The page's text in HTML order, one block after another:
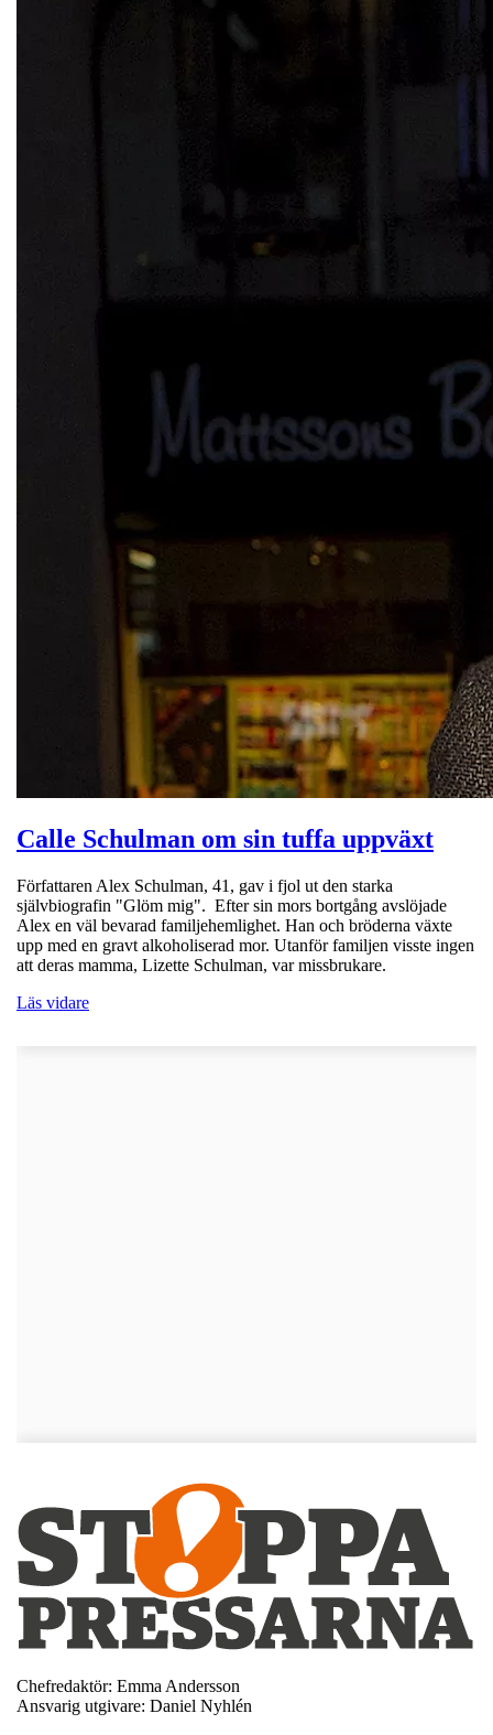
Calle Schulman om sin tuffa uppväxt
Författaren Alex Schulman, 41, gav i fjol ut den starka
självbiografin "Glöm mig". Efter sin mors bortgång avslöjade
Alex en väl bevarad familjehemlighet. Han och bröderna växte
upp med en gravt alkoholiserad mor. Utanför familjen visste ingen
att deras mamma, Lizette Schulman, var missbrukare.
Läs vidare
Chefredaktör: Emma Andersson
Ansvarig utgivare: Daniel Nyhlén